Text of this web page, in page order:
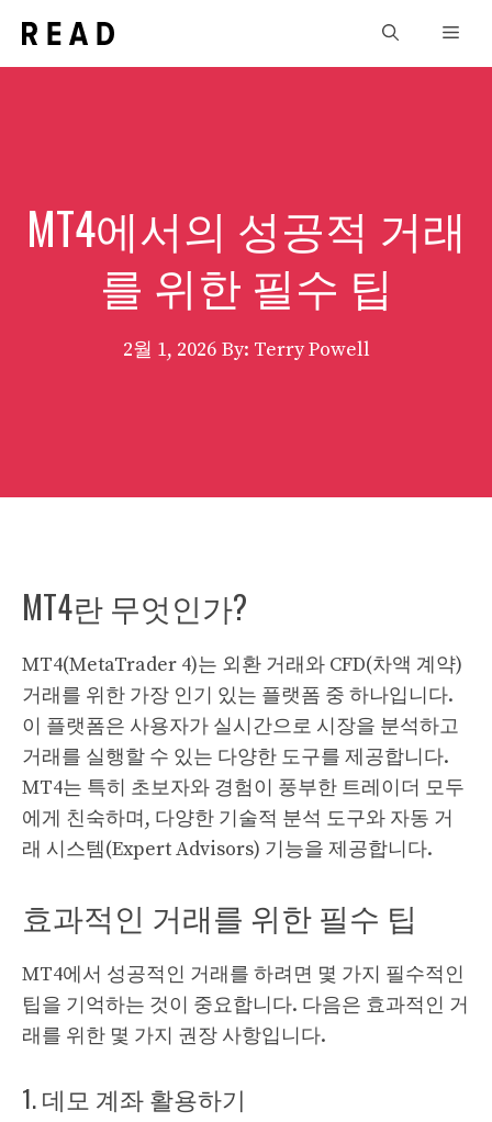
content
MT4에서의 성공적 거래
를 위한 필수 팁
2월 1, 2026 By: Terry Powell
MT4란 무엇인가?
MT4(MetaTrader 4)는 외환 거래와 CFD(차액 계약)
거래를 위한 가장 인기 있는 플랫폼 중 하나입니다.
이 플랫폼은 사용자가 실시간으로 시장을 분석하고
거래를 실행할 수 있는 다양한 도구를 제공합니다.
MT4는 특히 초보자와 경험이 풍부한 트레이더 모두
에게 친숙하며, 다양한 기술적 분석 도구와 자동 거
래 시스템(Expert Advisors) 기능을 제공합니다.
효과적인 거래를 위한 필수 팁
MT4에서 성공적인 거래를 하려면 몇 가지 필수적인
팁을 기억하는 것이 중요합니다. 다음은 효과적인 거
래를 위한 몇 가지 권장 사항입니다.
1. 데모 계좌 활용하기